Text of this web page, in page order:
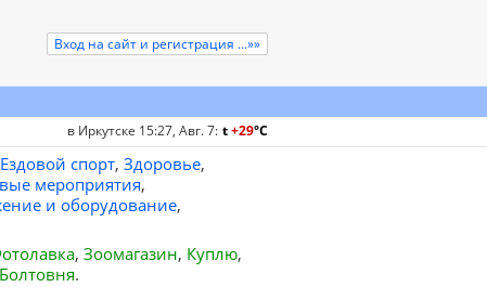
Вход на сайт и регистрация ...»»
в Иркутске 15:27, Авг. 7: t+29°C
Ездовой спорт, Здоровье,
мероприятия,
и оборудование,
, Зоомагазин, Куплю,
Болтовня.